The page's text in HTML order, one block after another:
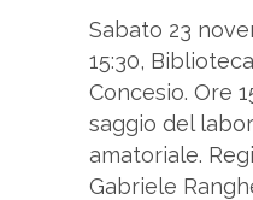
Sabato 23
15:30,
Concesio. Ore
saggio del
amatoriale.
Gabriele